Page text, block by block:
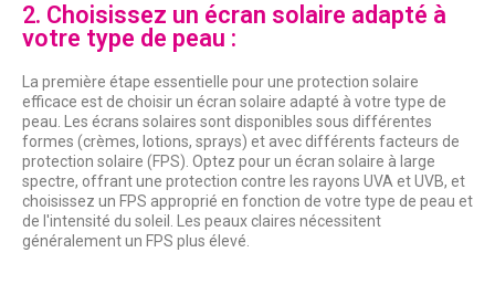
2. Choisissez un écran solaire adapté à
votre type de peau :
La première étape essentielle pour une protection solaire
efficace est de choisir un écran solaire adapté à votre type de
peau. Les écrans solaires sont disponibles sous différentes
formes (crèmes, lotions, sprays) et avec différents facteurs de
protection solaire (FPS). Optez pour un écran solaire à large
spectre, offrant une protection contre les rayons UVA et UVB, et
choisissez un FPS approprié en fonction de votre type de peau et
de l'intensité du soleil. Les peaux claires nécessitent
généralement un FPS plus élevé.